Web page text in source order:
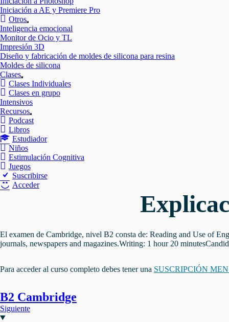
Iniciación a AE y Premiere Pro
Otros
Mostrar
el
submenú
Inteligencia emocional
Monitor de Ocio y TL
Impresión 3D
Diseño y fabricación de moldes de silicona para resina
Moldes de silicona
Clases
Mostrar
el
submenú
Clases Individuales
Clases en grupo
Intensivos
Recursos
Mostrar
el
Podcast
Libros
Estudiador
Niños
Estimulación Cognitiva
Juegos
Suscribirse
Acceder
El examen de Cambridge, nivel B2 consta de: Reading and Use of
journals, newspapers and magazines.Writing: 1 hour 20
Para acceder al curso completo debes tener una SUSCRIPCIÓN
B2 Cambridge
Siguiente